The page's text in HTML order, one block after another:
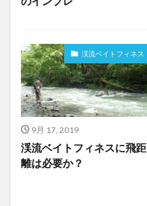
渓流ベイトフィネス
9月 17, 2019
渓流ベイトフィネスに飛距
離は必要か？